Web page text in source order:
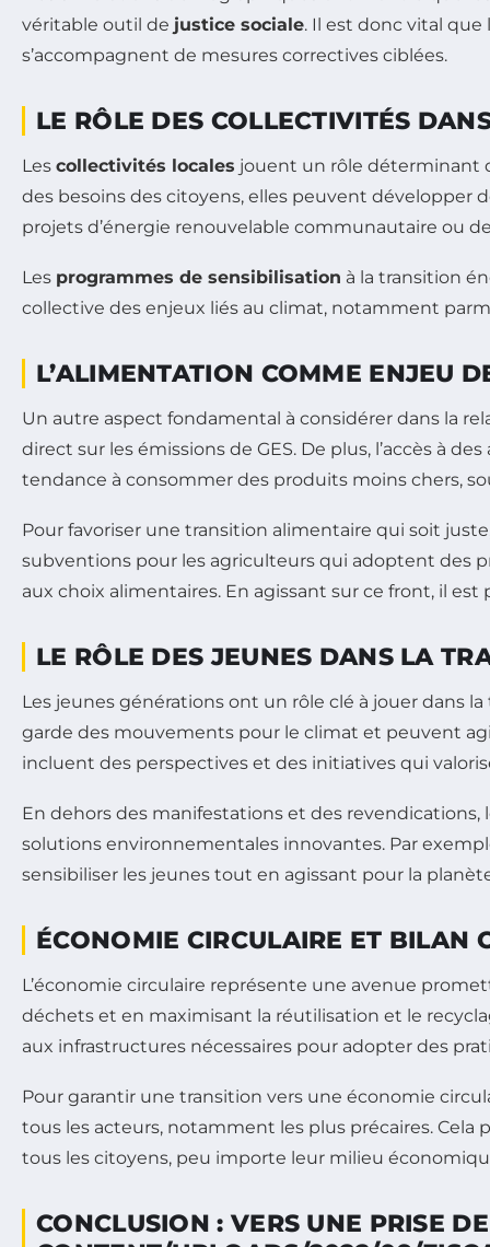
véritable outil de justice sociale. Il est donc vital
s’accompagnent de mesures correctives ciblées.
LE RÔLE DES COLLECTIVITÉS
Les collectivités locales jouent un rôle déterminant
des besoins des citoyens, elles peuvent développer
projets d’énergie renouvelable communautaire ou
Les programmes de sensibilisation à la transition
collective des enjeux liés au climat, notamment
L’ALIMENTATION COMME ENJEU
Un autre aspect fondamental à considérer dans la
direct sur les émissions de GES. De plus, l’accès à
tendance à consommer des produits moins chers,
Pour favoriser une transition alimentaire qui soit
subventions pour les agriculteurs qui adoptent des
aux choix alimentaires. En agissant sur ce front, il
LE RÔLE DES JEUNES DANS LA
Les jeunes générations ont un rôle clé à jouer dans
garde des mouvements pour le climat et peuvent
incluent des perspectives et des initiatives qui
En dehors des manifestations et des
solutions environnementales innovantes. Par
sensibiliser les jeunes tout en agissant pour la
ÉCONOMIE CIRCULAIRE ET BILAN
L’économie circulaire représente une avenue
déchets et en maximisant la réutilisation et le
aux infrastructures nécessaires pour adopter des
Pour garantir une transition vers une économie
tous les acteurs, notamment les plus précaires. Cela
tous les citoyens, peu importe leur milieu
CONCLUSION : VERS UNE PRISE